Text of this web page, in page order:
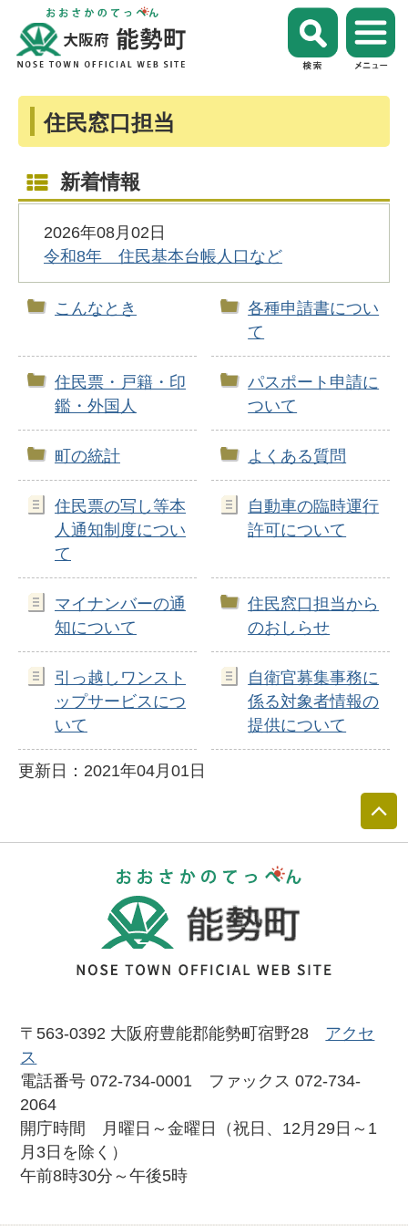
住民窓口担当
新着情報
2026年08月02日
令和8年 住民基本台帳人口など
こんなとき
各種申請書につい
て
住民票・戸籍・印
鑑・外国人
パスポート申請に
ついて
町の統計 よくある質問
住民票の写し等本
人通知制度につい
て
自動車の臨時運行
許可について
マイナンバーの通
知について
住民窓口担当から
のおしらせ
引っ越しワンスト
ップサービスにつ
いて
自衛官募集事務に
係る対象者情報の
提供について
更新日：2021年04月01日
〒563-0392 大阪府豊能郡能勢町宿野28 アクセ
ス
電話番号 072-734-0001 ファックス 072-734-
2064
開庁時間 月曜日～金曜日（祝日、12月29日～1
月3日を除く）
午前8時30分～午後5時